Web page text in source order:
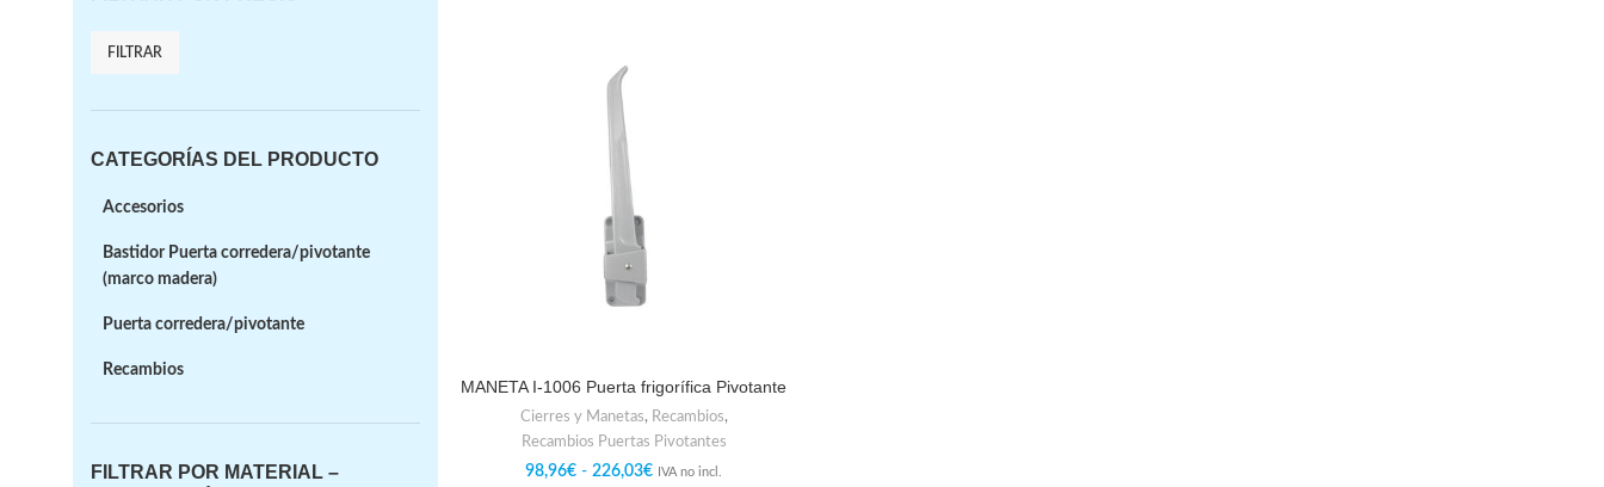
FILTRAR
CATEGORÍAS DEL PRODUCTO
Accesorios
Bastidor Puerta corredera/pivotante
(marco madera)
Puerta corredera/pivotante
Recambios
FILTRAR POR MATERIAL –
MANETA I-1006 Puerta frigorífica Pivotante
Cierres y Manetas, Recambios,
Recambios Puertas Pivotantes
98,96€ - 226,03€ IVA no incl.